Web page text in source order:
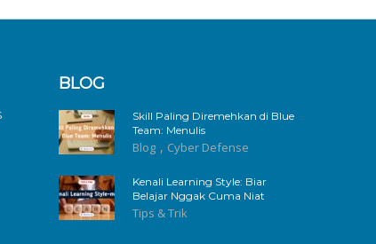
BLOG
Skill Paling Diremehkan di Blue
Team: Menulis
Blog , Cyber Defense
Kenali Learning Style: Biar
Belajar Nggak Cuma Niat
Tips & Trik